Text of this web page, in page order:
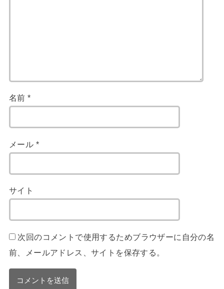
名前*
メール *
サイト
次回のコメントで使用するためブラウザーに自分の名
前、メールアドレス、サイトを保存する。